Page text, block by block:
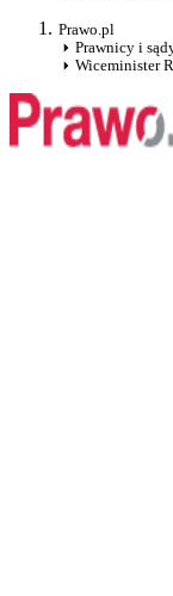
Prawo.pl
Prawnicy i
Wiceminister